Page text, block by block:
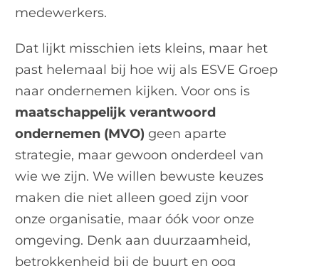
medewerkers.
Dat lijkt misschien iets kleins, maar het
past helemaal bij hoe wij als ESVE Groep
naar ondernemen kijken. Voor ons is
maatschappelijk verantwoord
ondernemen (MVO) geen aparte
strategie, maar gewoon onderdeel van
wie we zijn. We willen bewuste keuzes
maken die niet alleen goed zijn voor
onze organisatie, maar óók voor onze
omgeving. Denk aan duurzaamheid,
betrokkenheid bij de buurt en oog